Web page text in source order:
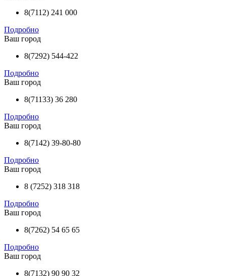
8(7112) 241 000
Подробно
Ваш город
8(7292) 544-422
Подробно
Ваш город
8(71133) 36 280
Подробно
Ваш город
8(7142) 39-80-80
Подробно
Ваш город
8 (7252) 318 318
Подробно
Ваш город
8(7262) 54 65 65
Подробно
Ваш город
8(7132) 90 90 32